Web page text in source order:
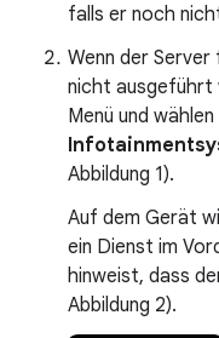
falls er noch
Wenn der
nicht ausgeführt
Menü und wählen
Abbildung 1).
Auf dem Gerät
ein Dienst im
hinweist, dass
Abbildung 2).